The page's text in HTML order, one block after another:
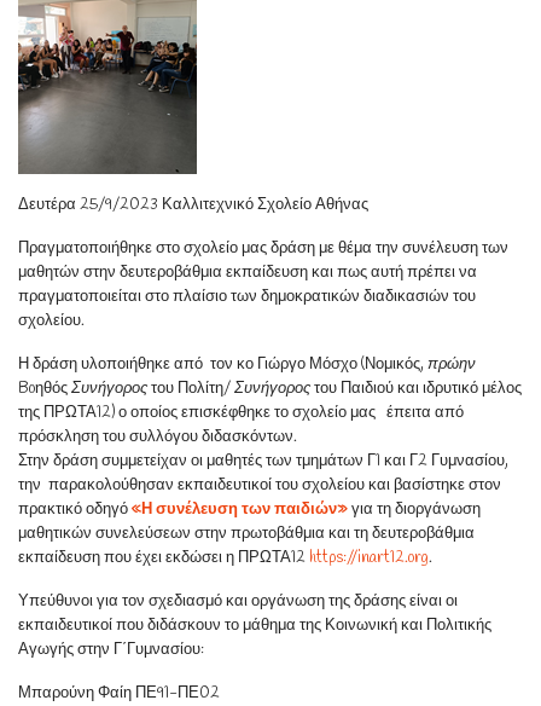
Δευτέρα 25/9/2023 Καλλιτεχνικό Σχολείο Αθήνας
Πραγματοποιήθηκε στο σχολείο μας δράση με θέμα την συνέλευση των
μαθητών στην δευτεροβάθμια εκπαίδευση και πως αυτή πρέπει να
πραγματοποιείται στο πλαίσιο των δημοκρατικών διαδικασιών του
σχολείου.
Η δράση υλοποιήθηκε από τον κο Γιώργο Μόσχο (Νομικός, πρώην
BoηθόςΣυνήγοροςτου Πολίτη/Συνήγοροςτου Παιδιού και ιδρυτικό μέλος
της ΠΡΩΤΑ12) ο οποίος επισκέφθηκε το σχολείο μας έπειτα από
πρόσκληση του συλλόγου διδασκόντων.
Στην δράση συμμετείχαν οι μαθητές των τμημάτων Γ1 και Γ2 Γυμνασίου,
την παρακολούθησαν εκπαιδευτικοί του σχολείου και βασίστηκε στον
πρακτικό οδηγό«Η συνέλευση των παιδιών»για τη διοργάνωση
μαθητικών συνελεύσεων στην πρωτοβάθμια και τη δευτεροβάθμια
εκπαίδευση που έχει εκδώσει η ΠΡΩΤΑ12 https://inart12.org.
Υπεύθυνοι για τον σχεδιασμό και οργάνωση της δράσης είναι οι
εκπαιδευτικοί που διδάσκουν το μάθημα της Κοινωνική και Πολιτικής
Αγωγής στην Γ΄Γυμνασίου:
Μπαρούνη Φαίη ΠΕ91-ΠΕ02